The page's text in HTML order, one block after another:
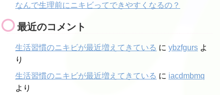
なんで生理前にニキビってできやすくなるの？
最近のコメント
生活習慣のニキビが最近増えてきている に ybzfgurs よ
り
生活習慣のニキビが最近増えてきている に iacdmbmq
より